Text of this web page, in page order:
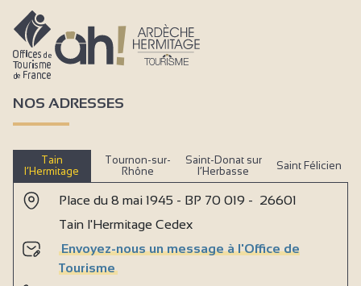
NOS ADRESSES
Tain
l’Hermitage
Tournon-sur-
Rhône
Saint-Donat sur
l’Herbasse
Saint Félicien
Place du 8 mai 1945 - BP 70 019 - 26601
Tain l'Hermitage Cedex
Envoyez-nous un message à l'Office de
Tourisme